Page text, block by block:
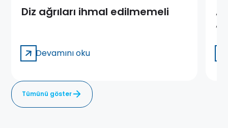
Diz ağrıları ihmal edilmemeli
Devamını oku
Tümünü göster